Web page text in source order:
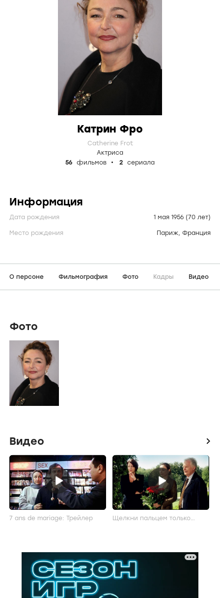
Катрин Фро
Catherine Frot
Актриса
56
фильмов 2 сериала
Информация
Дата рождения 1 мая 1956 (70 лет)
Место рождения Париж, Франция
О персоне Фильмография Фото Кадры Видео
Фото
Видео icon
7 ans de mariage: Трейлер
Щелкни пальцем только